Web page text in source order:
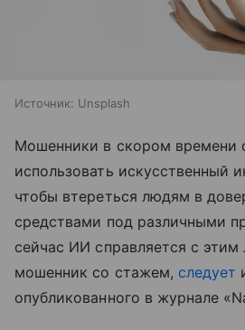
Источник: Unsplash
Мошенники в скором времени
использовать искусственный
чтобы втереться людям в
средствами под различными
сейчас ИИ справляется с
мошенник со стажем, следует
опубликованного в журнале